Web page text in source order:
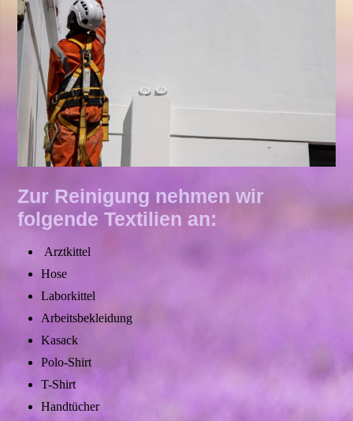
Zur Reinigung nehmen wir
folgende Textilien an:
Arztkittel
Hose
Laborkittel
Arbeitsbekleidung
Kasack
Polo-Shirt
T-Shirt
Handtücher